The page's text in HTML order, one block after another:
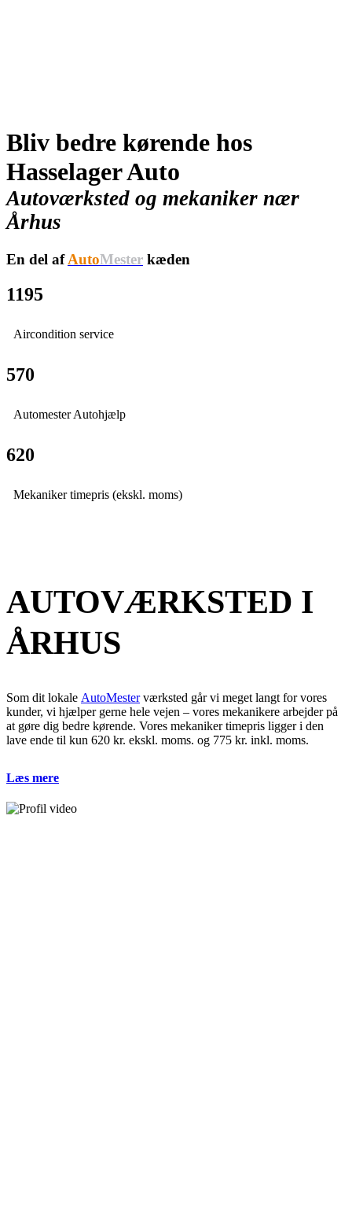
Bliv bedre kørende hos
Hasselager Auto
Autoværksted og mekaniker nær
Århus
En del afAutoMester kæden
1195
Aircondition service
570
Automester Autohjælp
620
Mekaniker timepris (ekskl. moms)
AUTOVÆRKSTED I
ÅRHUS
Som dit lokale AutoMesterværksted går vi meget langt for vores
kunder, vi hjælper gerne hele vejen – vores mekanikere arbejder på
at gøre dig bedre kørende. Vores mekaniker timepris ligger i den
lave ende til kun 620 kr. ekskl. moms. og 775 kr. inkl. moms.
Læs mere